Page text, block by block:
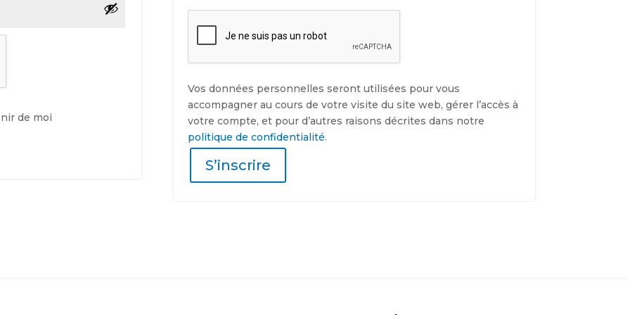
de moi
Vos données personnelles seront utilisées pour vous
accompagner au cours de votre visite du site web, gérer l’accès à
votre compte, et pour d’autres raisons décrites dans notre
politique de confidentialité.
S’inscrire